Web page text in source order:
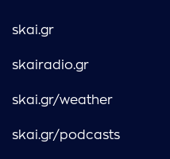
skai.gr
skairadio.gr
skai.gr/weather
skai.gr/podcasts